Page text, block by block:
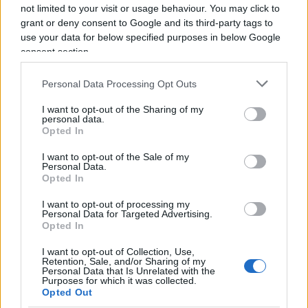
not limited to your visit or usage behaviour. You may click to
grant or deny consent to Google and its third-party tags to
use your data for below specified purposes in below Google
consent section.
Personal Data Processing Opt Outs
I want to opt-out of the Sharing of my
personal data.
Opted In
I want to opt-out of the Sale of my
Personal Data.
Opted In
I want to opt-out of processing my
Personal Data for Targeted Advertising.
Opted In
I want to opt-out of Collection, Use,
Retention, Sale, and/or Sharing of my
Personal Data that Is Unrelated with the
Purposes for which it was collected.
Opted Out
Si può dire, allora, che il cavallo di battaglia del
M5S è, in realtà
Nel M5Sl’asino di battaglianon è un’eccezione
ma la regola.Eccone una lista incompleta:
chiusura domenicale dei negozi e perdita di
mare dei cantieri; decreto dignità con incentivo
alla disoccupazione; fantasma del reddito di
cittadinanza; primo boom economico recessivo
della storia; il dittatore Maduro è un “sincero
il vicepresidente del Consiglio, Luigi Di Maio,
incontra a Parigi il leader dei gilet gialli che
predica e pratica la rivoluzione e la violenza;